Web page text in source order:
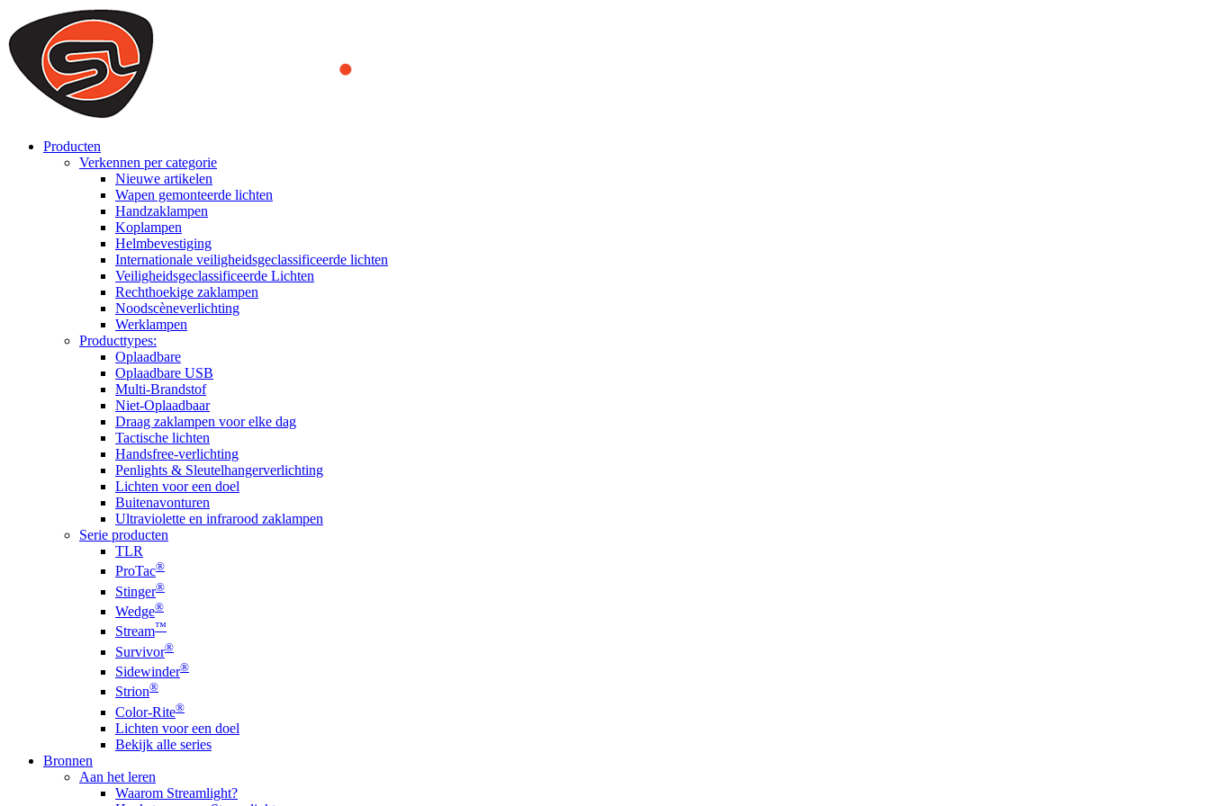
We use cookies to ensure that we provide you the best experience on our website. By continuing to browse this website, you accept that cookies are used to help us analyze how the website is used and to offer
you a better experience. To learn more or to find out how you can disable cookies, you can access our
ACCEPT AND CLOSE
Producten
Verkennen per categorie
Nieuwe artikelen
Wapen gemonteerde lichten
Handzaklampen
Koplampen
Helmbevestiging
Internationale veiligheidsgeclassificeerde lichten
Veiligheidsgeclassificeerde Lichten
Rechthoekige zaklampen
Noodscèneverlichting
Werklampen
Producttypes:
Oplaadbare
Oplaadbare USB
Multi-Brandstof
Niet-Oplaadbaar
Draag zaklampen voor elke dag
Tactische lichten
Handsfree-verlichting
Penlights & Sleutelhangerverlichting
Lichten voor een doel
Buitenavonturen
Ultraviolette en infrarood zaklampen
Serie producten
TLR
ProTac®
Stinger®
Wedge®
Stream™
Survivor®
Sidewinder®
Strion®
Color-Rite®
Lichten voor een doel
Bekijk alle series
Bronnen
Aan het leren
Waarom Streamlight?